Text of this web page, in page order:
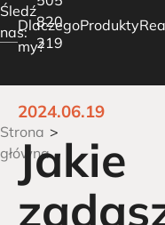
Śledź
nas:
820
219
Dlaczego
my?
Produkty
Pergole
Carporty
Strona
główna
Jakie
2024.06.19